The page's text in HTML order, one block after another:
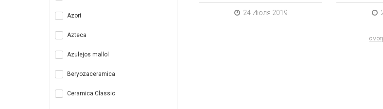
Azori
Azteca
Azulejos mallol
Beryozaceramica
Ceramica Classic
24 Июля 2019